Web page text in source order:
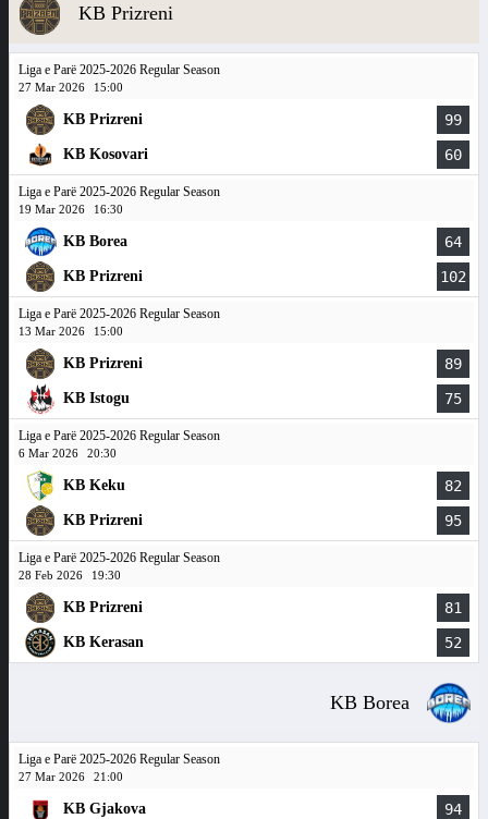
KB Prizreni
Liga e Parë 2025-2026 Regular Season
27 Mar 2026 15:00
KB Prizreni 99
KB Kosovari 60
Liga e Parë 2025-2026 Regular Season
19 Mar 2026 16:30
KB Borea 64
KB Prizreni 102
Liga e Parë 2025-2026 Regular Season
13 Mar 2026 15:00
KB Prizreni 89
KB Istogu 75
Liga e Parë 2025-2026 Regular Season
6 Mar 2026 20:30
KB Keku 82
KB Prizreni 95
Liga e Parë 2025-2026 Regular Season
28 Feb 2026 19:30
KB Prizreni 81
KB Kerasan 52
KB Borea
Liga e Parë 2025-2026 Regular Season
27 Mar 2026 21:00
KB Gjakova 94